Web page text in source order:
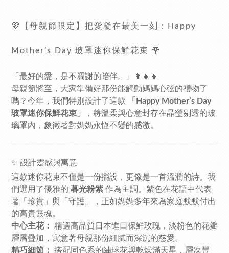
💜【母親節限定】把愛凝在最美一刻：Happy
Mother’s Day 玻罩迷你保鮮花束 🌹
「最好的愛，是不凋謝的陪伴。」👩‍👧‍👦
母親節將至，大家準備好那份能觸動媽媽心弦的禮物了
嗎？今年，我們特別設計了這款
「Happy Mother’s Day
玻罩迷你保鮮花束」
，將溫柔與心意封存在晶瑩剔透的玻
璃罩內，象徵著對媽媽永恆不變的感激。
✨ 設計靈感與寓意
這款迷你花束不僅是一份擺設，更像是一首溫潤的詩。我
們選用了優雅的 暮光粉紫作為主調。紫色在花語中代表
著「珍貴」與「守護」，正如媽媽多年來為家庭默默付出
的高貴靈魂。
中心主花：
精選高品質日本進口保鮮玫瑰，淡粉色的花瓣
層層疊加，寓意著母親那份細膩而深沉的慈愛。
精巧細節：
搭配同色系的繡球花與乾燥滿天星，層次豐